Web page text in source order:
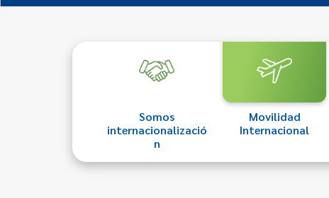
Somos
internacionalizació
n
Movilidad
Internacional